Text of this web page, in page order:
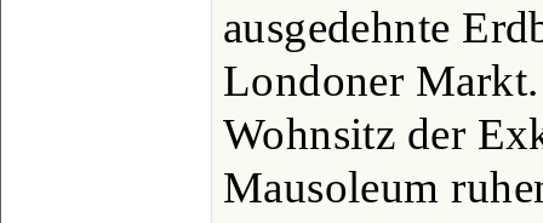
ausgedehnte
Londoner
Wohnsitz der
Mausoleum